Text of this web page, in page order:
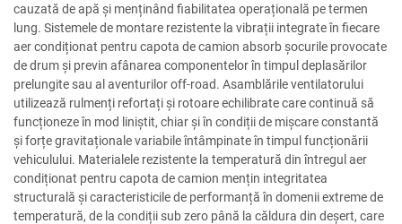
cauzată de apă și menținând fiabilitatea operațională pe termen
lung. Sistemele de montare rezistente la vibrații integrate în fiecare
aer condiționat pentru capota de camion absorb șocurile provocate
de drum și previn afânarea componentelor în timpul deplasărilor
prelungite sau al aventurilor off-road. Asamblările ventilatorului
utilizează rulmenți refortați și rotoare echilibrate care continuă să
funcționeze în mod liniștit, chiar și în condiții de mișcare constantă
și forțe gravitaționale variabile întâmpinate în timpul funcționării
vehiculului. Materialele rezistente la temperatură din întregul aer
condiționat pentru capota de camion mențin integritatea
structurală și caracteristicile de performanță în domenii extreme de
temperatură, de la condiții sub zero până la căldura din deșert, care